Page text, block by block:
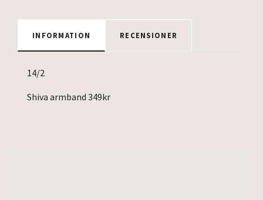
INFORMATION RECENSIONER
14/2
Shiva armband 349kr